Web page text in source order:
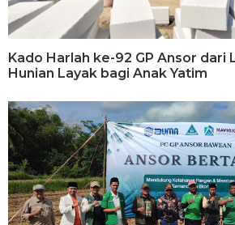
Kado Harlah ke-92 GP Ansor dari
Hunian Layak bagi Anak Yatim